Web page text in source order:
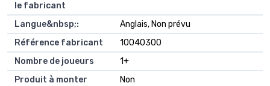
le fabricant
Langue&nbsp;:
‎Anglais, Non prévu
Référence fabricant
‎10040300
Nombre de joueurs
‎1+
Produit à monter
‎Non